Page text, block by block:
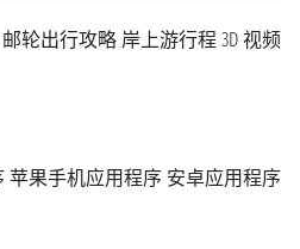
邮轮出行攻略 岸上游行程 3D 视频
苹果手机应用程序 安卓应用程序